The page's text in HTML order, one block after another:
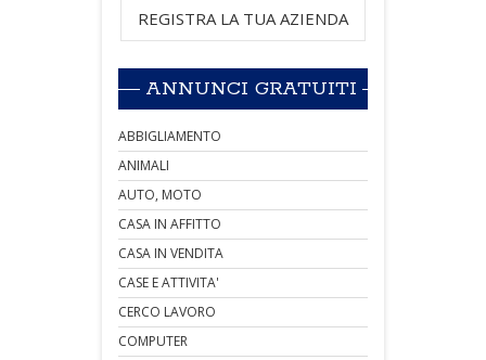
REGISTRA LA TUA AZIENDA
ANNUNCI GRATUITI
ABBIGLIAMENTO
ANIMALI
AUTO, MOTO
CASA IN AFFITTO
CASA IN VENDITA
CASE E ATTIVITA'
CERCO LAVORO
COMPUTER